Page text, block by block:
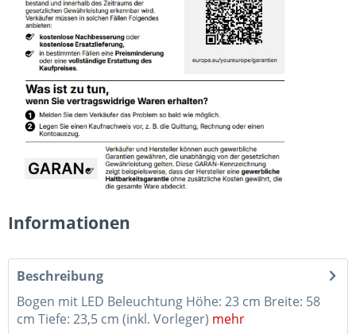
Informationen
Beschreibung
Bogen mit LED Beleuchtung Höhe: 23 cm Breite: 58
cm Tiefe: 23,5 cm (inkl. Vorleger) mehr